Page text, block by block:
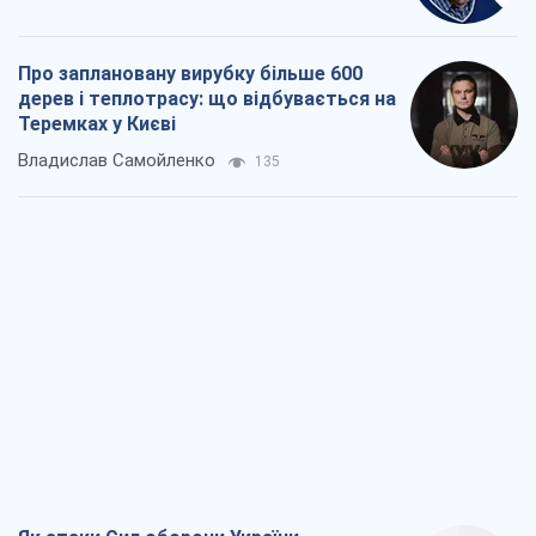
Про заплановану вирубку більше 600
дерев і теплотрасу: що відбувається на
Теремках у Києві
Владислав Самойленко 135